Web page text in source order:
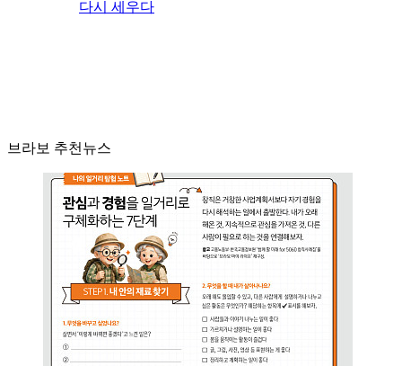
다시 세우다
브라보 추천뉴스